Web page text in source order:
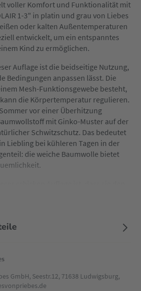
voller Komfort und Funktionalität mit
1-3" in platin und grau von Liebes
oder kalten Außentemperaturen
entwickelt, um ein entspanntes
Kind zu ermöglichen.
Auflage ist die beidseitige Nutzung,
Bedingungen anpassen lässt. Die
Mesh-Funktionsgewebe besteht,
die Körpertemperatur regulieren.
vor einer Überhitzung
mit Ginko-Muster auf der
Schwitzschutz. Das bedeutet
Liebling bei kühleren Tagen in der
die weiche Baumwolle bietet
schützt. Schließlich ist die
die Einhaltung von Ökostandards
GmbH, Seestr.12, 71638 Ludwigsburg,